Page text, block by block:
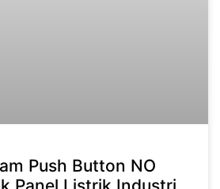
Push Button NO